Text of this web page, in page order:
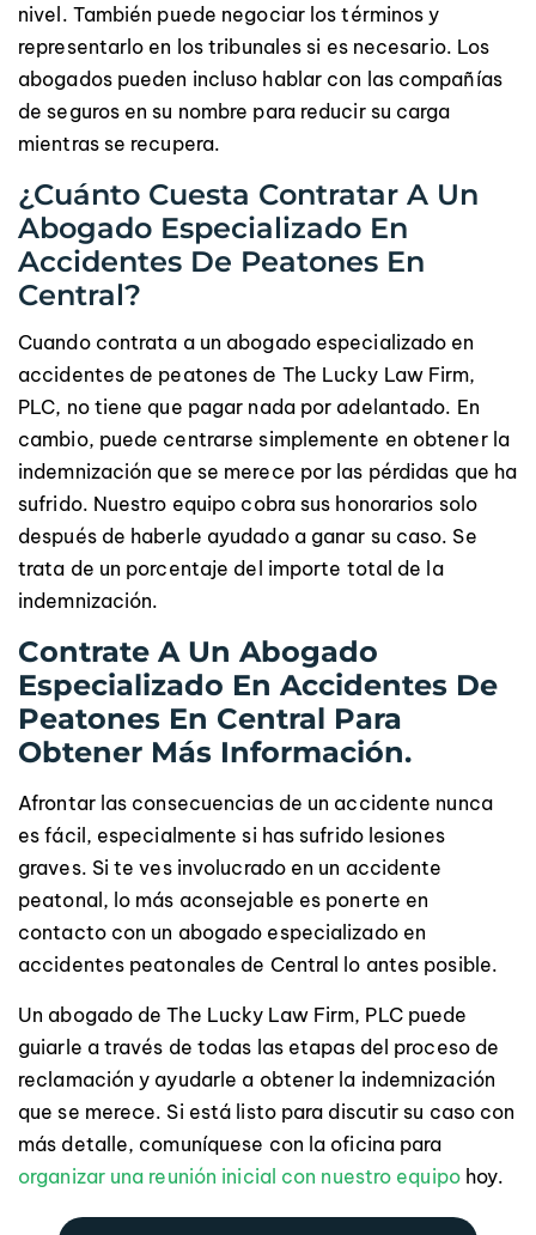
nivel. También puede negociar los términos y
representarlo en los tribunales si es necesario. Los
abogados pueden incluso hablar con las compañías
de seguros en su nombre para reducir su carga
mientras se recupera.
¿Cuánto Cuesta Contratar A Un
Abogado Especializado En
Accidentes De Peatones En
Central?
Cuando contrata a un abogado especializado en
accidentes de peatones de The Lucky Law Firm,
PLC, no tiene que pagar nada por adelantado. En
cambio, puede centrarse simplemente en obtener la
indemnización que se merece por las pérdidas que ha
sufrido. Nuestro equipo cobra sus honorarios solo
después de haberle ayudado a ganar su caso. Se
trata de un porcentaje del importe total de la
indemnización.
Contrate A Un Abogado
Especializado En Accidentes De
Peatones En Central Para
Obtener Más Información.
Afrontar las consecuencias de un accidente nunca
es fácil, especialmente si has sufrido lesiones
graves. Si te ves involucrado en un accidente
peatonal, lo más aconsejable es ponerte en
contacto con un abogado especializado en
accidentes peatonales de Central lo antes posible.
Un abogado de The Lucky Law Firm, PLC puede
guiarle a través de todas las etapas del proceso de
reclamación y ayudarle a obtener la indemnización
que se merece. Si está listo para discutir su caso con
más detalle, comuníquese con la oficina para
organizar una reunión inicial con nuestro equipohoy.